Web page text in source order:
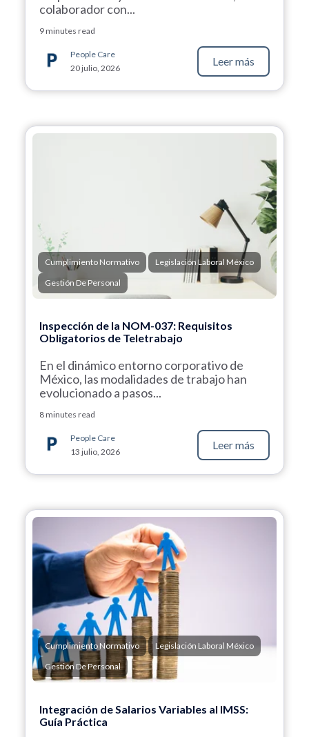
colaborador con...
9 minutes read
People Care
20 julio, 2026
Leer más
Cumplimiento Normativo
Legislación Laboral México
Gestión De Personal
Inspección de la NOM-037: Requisitos
Obligatorios de Teletrabajo
En el dinámico entorno corporativo de
México, las modalidades de trabajo han
evolucionado a pasos...
8 minutes read
People Care
13 julio, 2026
Leer más
Cumplimiento Normativo
Legislación Laboral México
Gestión De Personal
Integración de Salarios Variables al IMSS:
Guía Práctica